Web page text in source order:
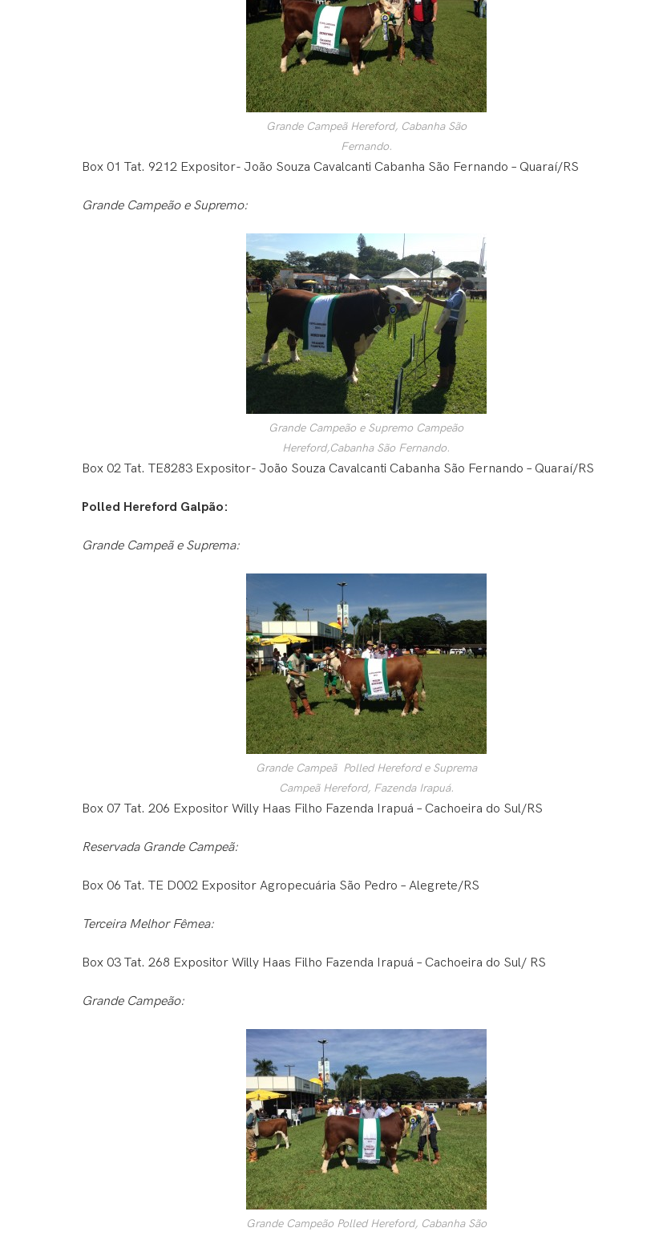
Grande Campeã Hereford, Cabanha São
Fernando.
Box 01 Tat. 9212 Expositor- João Souza Cavalcanti Cabanha São Fernando – Quaraí/RS
Grande Campeão e Supremo:
Grande Campeão e Supremo Campeão
Hereford,Cabanha São Fernando.
Box 02 Tat. TE8283 Expositor- João Souza Cavalcanti Cabanha São Fernando – Quaraí/RS
Polled Hereford Galpão:
Grande Campeã e Suprema:
Grande Campeã Polled Hereford e Suprema
Campeã Hereford, Fazenda Irapuá.
Box 07 Tat. 206 Expositor Willy Haas Filho Fazenda Irapuá – Cachoeira do Sul/RS
Reservada Grande Campeã:
Box 06 Tat. TE D002 Expositor Agropecuária São Pedro – Alegrete/RS
Terceira Melhor Fêmea:
Box 03 Tat. 268 Expositor Willy Haas Filho Fazenda Irapuá – Cachoeira do Sul/ RS
Grande Campeão:
Grande Campeão Polled Hereford, Cabanha São